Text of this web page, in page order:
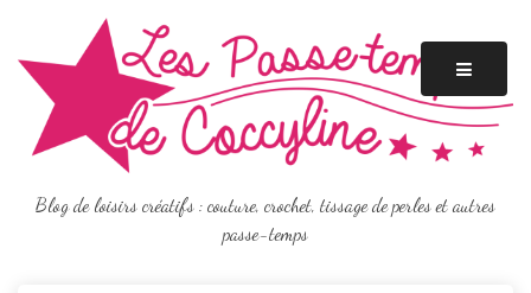
content
Blog de loisirs créatifs : couture, crochet, tissage de perles et autres
passe-temps